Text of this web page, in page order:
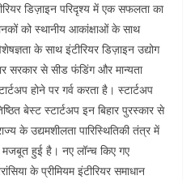
डिज़ाइन परिदृश्य में एक सफलता का
को स्थानीय आकांक्षाओं के साथ
के साथ इंटीरियर डिज़ाइन उद्योग
सरकार से सीड फंडिंग और मान्यता
होने पर गर्व करता है। स्टार्टअप
बेस्ट स्टार्टअप इन बिहार पुरस्कार से
के उद्यमशीलता पारिस्थितिकी तंत्र में
हुई है। नए लॉन्च किए गए
के प्रीमियम इंटीरियर समाधान